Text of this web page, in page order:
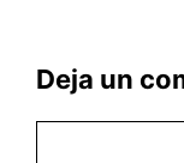
Deja un